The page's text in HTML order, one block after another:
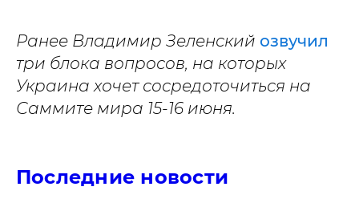
Ранее Владимир Зеленский озвучил
три блока вопросов, на которых
Украина хочет сосредоточиться на
Саммите мира 15-16 июня.
Последние новости